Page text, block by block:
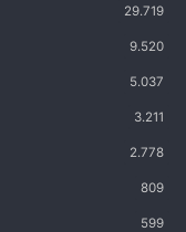
29.719
9.520
5.037
3.211
2.778
809
599